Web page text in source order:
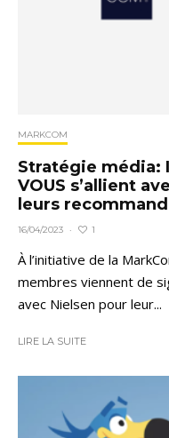
MARKCOM
Stratégie média:
VOUS s’allient
leurs
16/04/2023 · 1
À l’initiative de la
membres viennent de
avec Nielsen pour leur...
LIRE LA SUITE